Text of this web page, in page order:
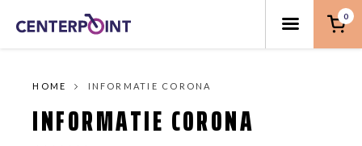
0
HOME INFORMATIE CORONA
INFORMATIE CORONA